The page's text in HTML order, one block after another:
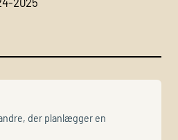
der planlægger en